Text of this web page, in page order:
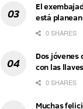
El
está
0 SHARES
Dos jóvenes
con las
0 SHARES
Muchas